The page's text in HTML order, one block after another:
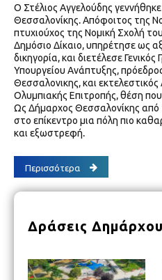
Ο Στέλιος Αγγελούδης
Θεσσαλονίκης. Απόφοιτος της
πτυχιούχος της Νομική Σχολή
Δημόσιο Δίκαιο, υπηρέτησε ως
δικηγορία, και διετέλεσε
Υπουργείου Ανάπτυξης,
Θεσσαλονικης, και
Ολυμπιακής Επιτροπής, θέση
Ως Δήμαρχος Θεσσαλονίκης από
στο επίκεντρο μια πόλη πιο
και εξωστρεφή.
Περισσότερα
Δράσεις Δημάρχου